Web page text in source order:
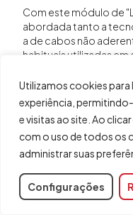
Utilizamos cookies
experiência,
e visitas ao site. Ao
com o uso de todos os
administrar suas
Configurações
Com este módulo de
abordada tanto a
a de cabos não
habituais utilizadas
habitações, escritórios
natural de aplicação
No caso de cabos
esforço será
acções nos extremos
razão pela que o
dimensionamento da
aderentes, além
da capacidade